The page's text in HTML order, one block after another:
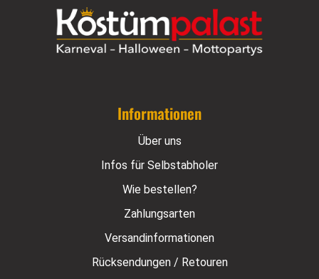
Informationen
Über uns
Infos für Selbstabholer
Wie bestellen?
Zahlungsarten
Versandinformationen
Rücksendungen / Retouren